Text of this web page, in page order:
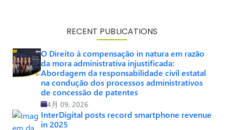
RECENT PUBLICATIONS
O Direito à compensação in natura em razão
da mora administrativa injustificada:
Abordagem da responsabilidade civil estatal
na condução dos processos administrativos
de concessão de patentes
4月 09, 2026
InterDigital posts record smartphone revenue
in 2025